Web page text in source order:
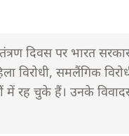
दिवस पर भारत
विरोधी, समलैंगिक
रह चुके हैं। उनके